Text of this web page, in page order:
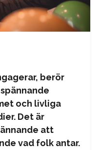
berör
och livliga
Det är
att
vad folk antar.